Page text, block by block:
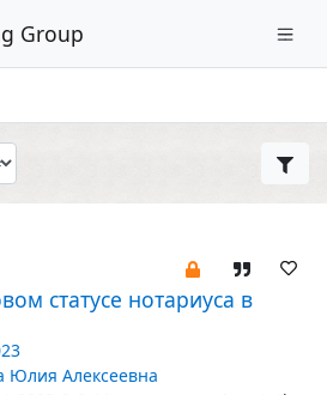
Group
статусе нотариуса в
Юлия Алексеевна